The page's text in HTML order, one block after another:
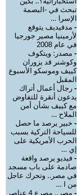
تبحث في -البصمة
الإسرا ...
- مدفيديف يتوقع
لأرمينيا مصير جورجيا
في عام 2008
- مصدر: ويتكوف
وكوشنر قد يزوران
كييف وموسكو الأسبوع
المقبل
- رجال أعمال أتراك
يدعون أنقرة للتفاوض
مع كييف بشأن أمن
الملاح ...
- خبير يرصد ما حصل
للسياحة التركية بسبب
الحرب الأمريكية على
إي ...
- فيديو يرصد واقعة
صادمة على باب مسجد
في مصر.. وتحرك عاجل
من ا ...
-
مصر.. مصرع 4 عناصر